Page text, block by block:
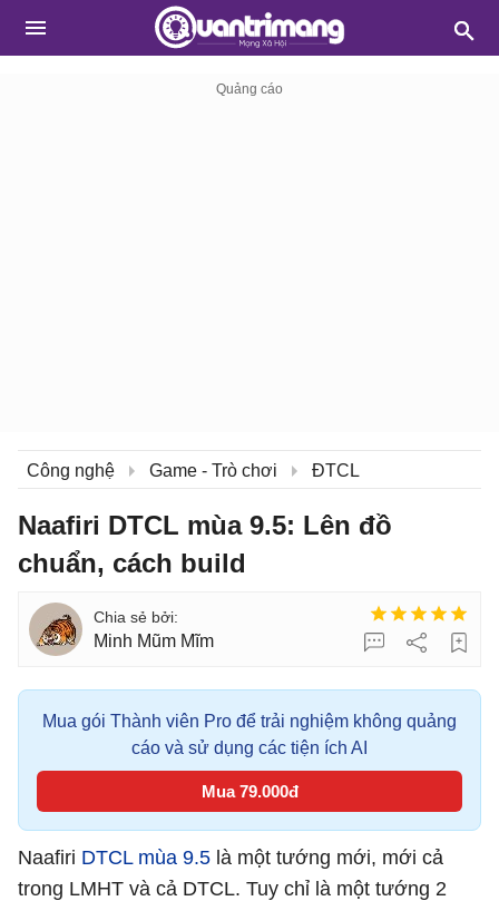
Công nghệ Game - Trò chơi ĐTCL
Naafiri DTCL mùa 9.5: Lên đồ
chuẩn, cách build
Minh Mũm Mĩm
Mua gói Thành viên Pro để trải nghiệm không quảng
cáo và sử dụng các tiện ích AI
Mua 79.000đ
Naafiri DTCL mùa 9.5 là một tướng mới, mới cả
trong LMHT và cả DTCL. Tuy chỉ là một tướng 2